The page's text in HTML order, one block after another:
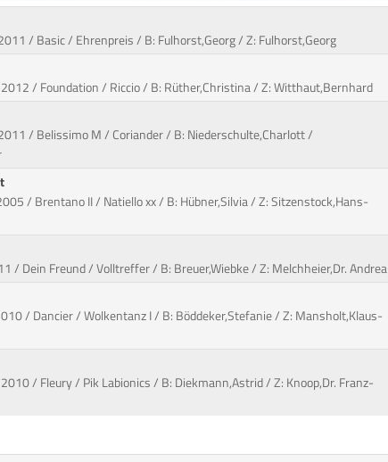
/ Basic / Ehrenpreis / B: Fulhorst,Georg / Z: Fulhorst,Georg
/ Foundation / Riccio / B: Rüther,Christina / Z: Witthaut,Bernhard
/ Belissimo M / Coriander / B: Niederschulte,Charlott /
/ Brentano II / Natiello xx / B: Hübner,Silvia / Z: Sitzenstock,Hans-
/ Dein Freund / Volltreffer / B: Breuer,Wiebke / Z: Melchheier,Dr. Andrea
/ Dancier / Wolkentanz I / B: Böddeker,Stefanie / Z: Mansholt,Klaus-
/ Fleury / Pik Labionics / B: Diekmann,Astrid / Z: Knoop,Dr. Franz-